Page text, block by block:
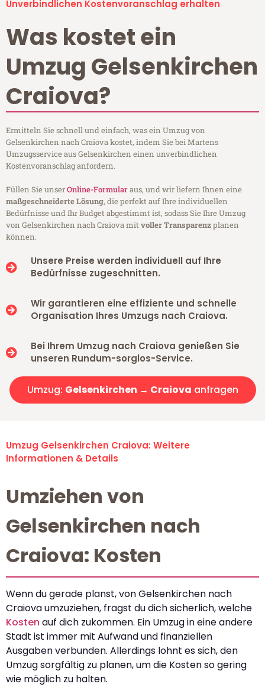
Unverbindlichen Kostenvoranschlag erhalten
Was kostet ein
Umzug Gelsenkirchen
Craiova?
Ermitteln Sie schnell und einfach, was ein Umzug von
Gelsenkirchen nach Craiova kostet, indem Sie bei Martens
Umzugsservice aus Gelsenkirchen einen unverbindlichen
Kostenvoranschlag anfordern.
Füllen Sie unserOnline-Formularaus, und wir liefern Ihnen eine
maßgeschneiderte Lösung, die perfekt auf Ihre individuellen
Bedürfnisse und Ihr Budget abgestimmt ist, sodass Sie Ihre Umzug
von Gelsenkirchen nach Craiova mitvoller Transparenzplanen
können.
Unsere Preise werden individuell auf Ihre
Bedürfnisse zugeschnitten.
Wir garantieren eine effiziente und schnelle
Organisation Ihres Umzugs nach Craiova.
Bei Ihrem Umzug nach Craiova genießen Sie
unseren Rundum-sorglos-Service.
Umzug: Gelsenkirchen → Craiova anfragen
Umzug Gelsenkirchen Craiova: Weitere
Informationen & Details
Umziehen von
Gelsenkirchen nach
Craiova: Kosten
Wenn du gerade planst, von Gelsenkirchen nach
Craiova umzuziehen, fragst du dich sicherlich, welche
Kosten auf dich zukommen. Ein Umzug in eine andere
Stadt ist immer mit Aufwand und finanziellen
Ausgaben verbunden. Allerdings lohnt es sich, den
Umzug sorgfältig zu planen, um die Kosten so gering
wie möglich zu halten.